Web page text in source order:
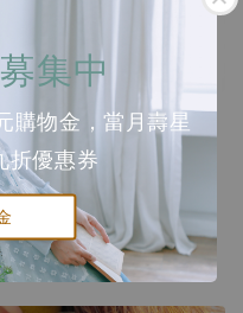
集中
購物金，當月壽星
折優惠券
態系列作品
and Ocean
聽見整個海洋的潮聲
(混搭請備註)